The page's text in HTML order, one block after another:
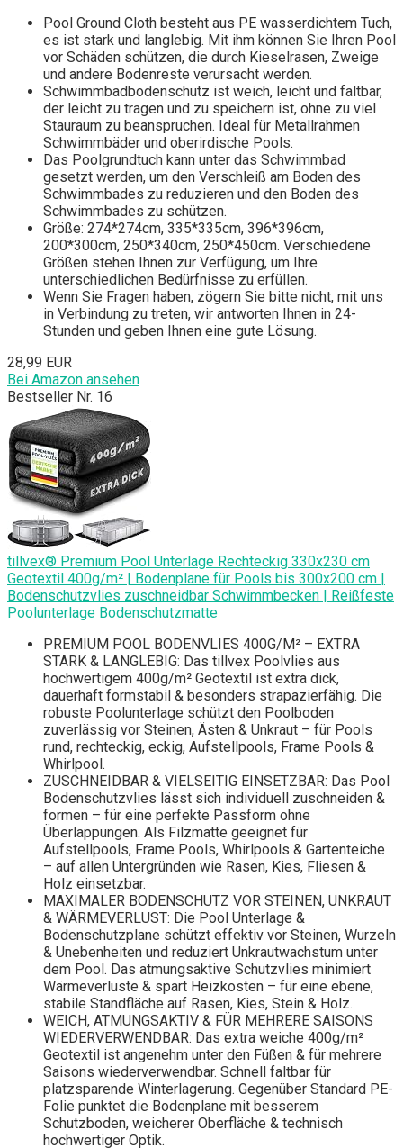
Pool Ground Cloth besteht aus PE wasserdichtem Tuch,
es ist stark und langlebig. Mit ihm können Sie Ihren Pool
vor Schäden schützen, die durch Kieselrasen, Zweige
und andere Bodenreste verursacht werden.
Schwimmbadbodenschutz ist weich, leicht und faltbar,
der leicht zu tragen und zu speichern ist, ohne zu viel
Stauraum zu beanspruchen. Ideal für Metallrahmen
Schwimmbäder und oberirdische Pools.
Das Poolgrundtuch kann unter das Schwimmbad
gesetzt werden, um den Verschleiß am Boden des
Schwimmbades zu reduzieren und den Boden des
Schwimmbades zu schützen.
Größe: 274*274cm, 335*335cm, 396*396cm,
200*300cm, 250*340cm, 250*450cm. Verschiedene
Größen stehen Ihnen zur Verfügung, um Ihre
unterschiedlichen Bedürfnisse zu erfüllen.
Wenn Sie Fragen haben, zögern Sie bitte nicht, mit uns
in Verbindung zu treten, wir antworten Ihnen in 24-
Stunden und geben Ihnen eine gute Lösung.
28,99 EUR
Bei Amazon ansehen
Bestseller Nr. 16
tillvex® Premium Pool Unterlage Rechteckig 330x230 cm
Geotextil 400g/m² | Bodenplane für Pools bis 300x200 cm |
Bodenschutzvlies zuschneidbar Schwimmbecken | Reißfeste
Poolunterlage Bodenschutzmatte
PREMIUM POOL BODENVLIES 400G/M² – EXTRA
STARK & LANGLEBIG: Das tillvex Poolvlies aus
hochwertigem 400g/m² Geotextil ist extra dick,
dauerhaft formstabil & besonders strapazierfähig. Die
robuste Poolunterlage schützt den Poolboden
zuverlässig vor Steinen, Ästen & Unkraut – für Pools
rund, rechteckig, eckig, Aufstellpools, Frame Pools &
Whirlpool.
ZUSCHNEIDBAR & VIELSEITIG EINSETZBAR: Das Pool
Bodenschutzvlies lässt sich individuell zuschneiden &
formen – für eine perfekte Passform ohne
Überlappungen. Als Filzmatte geeignet für
Aufstellpools, Frame Pools, Whirlpools & Gartenteiche
– auf allen Untergründen wie Rasen, Kies, Fliesen &
Holz einsetzbar.
MAXIMALER BODENSCHUTZ VOR STEINEN, UNKRAUT
& WÄRMEVERLUST: Die Pool Unterlage &
Bodenschutzplane schützt effektiv vor Steinen, Wurzeln
& Unebenheiten und reduziert Unkrautwachstum unter
dem Pool. Das atmungsaktive Schutzvlies minimiert
Wärmeverluste & spart Heizkosten – für eine ebene,
stabile Standfläche auf Rasen, Kies, Stein & Holz.
WEICH, ATMUNGSAKTIV & FÜR MEHRERE SAISONS
WIEDERVERWENDBAR: Das extra weiche 400g/m²
Geotextil ist angenehm unter den Füßen & für mehrere
Saisons wiederverwendbar. Schnell faltbar für
platzsparende Winterlagerung. Gegenüber Standard PE-
Folie punktet die Bodenplane mit besserem
Schutzboden, weicherer Oberfläche & technisch
hochwertiger Optik.